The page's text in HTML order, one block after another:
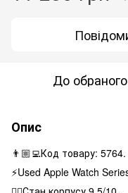
До обраного
Опис
👨🏼‍💻Код товару: 5764.
⚡️Used Apple Watch